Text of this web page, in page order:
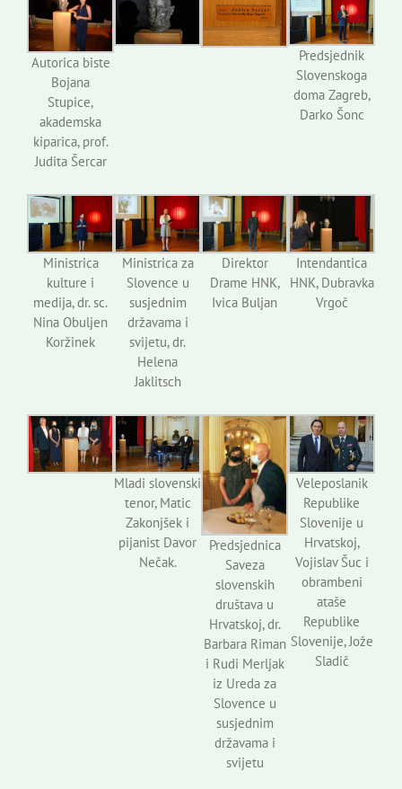
Autorica biste
Bojana
Stupice,
akademska
kiparica, prof.
Judita Šercar
Predsjednik
Slovenskoga
doma Zagreb,
Darko Šonc
Ministrica
kulture i
medija, dr. sc.
Nina Obuljen
Koržinek
Ministrica za
Slovence u
susjednim
državama i
svijetu, dr.
Helena
Jaklitsch
Direktor
Drame HNK,
Ivica Buljan
Intendantica
HNK, Dubravka
Vrgoč
Mladi slovenski
tenor, Matic
Zakonjšek i
pijanist Davor
Nečak.
Predsjednica
Saveza
slovenskih
društava u
Hrvatskoj, dr.
Barbara Riman
i Rudi Merljak
iz Ureda za
Slovence u
susjednim
državama i
svijetu
Veleposlanik
Republike
Slovenije u
Hrvatskoj,
Vojislav Šuc i
obrambeni
ataše
Republike
Slovenije, Jože
Sladič